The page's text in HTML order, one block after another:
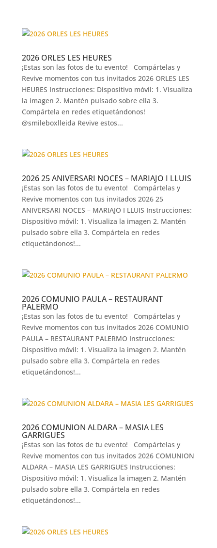
2026 ORLES LES HEURES
¡Estas son las fotos de tu evento! Compártelas y
Revive momentos con tus invitados 2026 ORLES LES
HEURES Instrucciones: Dispositivo móvil: 1. Visualiza
la imagen 2. Mantén pulsado sobre ella 3.
Compártela en redes etiquetándonos!
@smileboxlleida Revive estos...
2026 25 ANIVERSARI NOCES – MARIAJO I LLUIS
¡Estas son las fotos de tu evento! Compártelas y
Revive momentos con tus invitados 2026 25
ANIVERSARI NOCES – MARIAJO I LLUIS Instrucciones:
Dispositivo móvil: 1. Visualiza la imagen 2. Mantén
pulsado sobre ella 3. Compártela en redes
etiquetándonos!...
2026 COMUNIO PAULA – RESTAURANT
PALERMO
¡Estas son las fotos de tu evento! Compártelas y
Revive momentos con tus invitados 2026 COMUNIO
PAULA – RESTAURANT PALERMO Instrucciones:
Dispositivo móvil: 1. Visualiza la imagen 2. Mantén
pulsado sobre ella 3. Compártela en redes
etiquetándonos!...
2026 COMUNION ALDARA – MASIA LES
GARRIGUES
¡Estas son las fotos de tu evento! Compártelas y
Revive momentos con tus invitados 2026 COMUNION
ALDARA – MASIA LES GARRIGUES Instrucciones:
Dispositivo móvil: 1. Visualiza la imagen 2. Mantén
pulsado sobre ella 3. Compártela en redes
etiquetándonos!...